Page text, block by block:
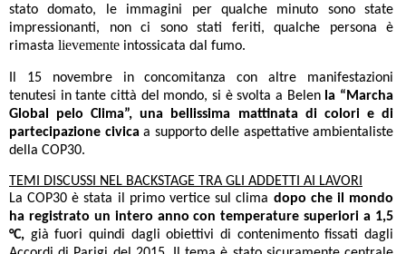
stato domato, le immagini per qualche minuto sono state
impressionanti, non ci sono stati feriti, qualche persona è
rimasta lievemente intossicata dal fumo.
Il 15 novembre in concomitanza con altre manifestazioni
tenutesi in tante città del mondo, si è svolta a Belen la “Marcha
Global pelo Clima”, una bellissima mattinata di colori e di
partecipazione civica a supporto delle aspettative ambientaliste
della COP30.
TEMI DISCUSSI NEL BACKSTAGE TRA GLI ADDETTI AI LAVORI
La COP30 è stata il primo vertice sul clima dopo che il mondo
ha registrato un intero anno con temperature superiori a 1,5
°C, già fuori quindi dagli obiettivi di contenimento fissati dagli